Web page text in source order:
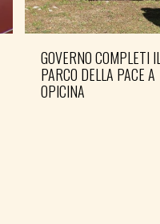
GOVERNO COMPLETI IL
PARCO DELLA PACE A
OPICINA